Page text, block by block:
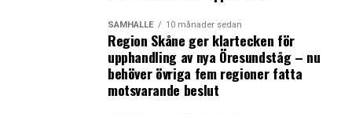
SAMHÄLLE 10 månader sedan
Region Skåne ger klartecken för
upphandling av nya Öresundståg – nu
behöver övriga fem regioner fatta
motsvarande beslut